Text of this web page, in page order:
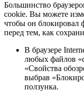
Большинство
cookie. Вы можете
чтобы он блокировал
перед тем, как
В браузере
любых файлов
«Свойства
выбрав
ползунка.